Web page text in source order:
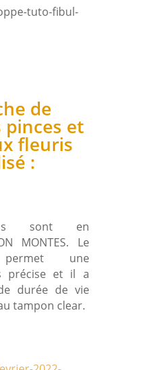
de
et
fleuris
:
sont en
MONTES. Le
permet une
précise et il a
durée de vie
tampon clear.